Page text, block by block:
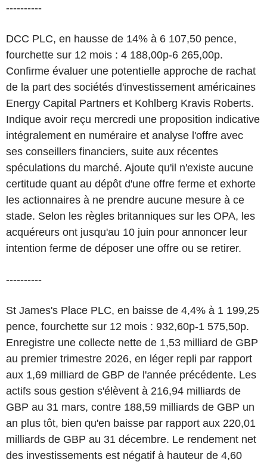
----------
DCC PLC, en hausse de 14% à 6 107,50 pence,
fourchette sur 12 mois : 4 188,00p-6 265,00p.
Confirme évaluer une potentielle approche de rachat
de la part des sociétés d'investissement américaines
Energy Capital Partners et Kohlberg Kravis Roberts.
Indique avoir reçu mercredi une proposition indicative
intégralement en numéraire et analyse l'offre avec
ses conseillers financiers, suite aux récentes
spéculations du marché. Ajoute qu'il n'existe aucune
certitude quant au dépôt d'une offre ferme et exhorte
les actionnaires à ne prendre aucune mesure à ce
stade. Selon les règles britanniques sur les OPA, les
acquéreurs ont jusqu'au 10 juin pour annoncer leur
intention ferme de déposer une offre ou se retirer.
----------
St James's Place PLC, en baisse de 4,4% à 1 199,25
pence, fourchette sur 12 mois : 932,60p-1 575,50p.
Enregistre une collecte nette de 1,53 milliard de GBP
au premier trimestre 2026, en léger repli par rapport
aux 1,69 milliard de GBP de l'année précédente. Les
actifs sous gestion s'élèvent à 216,94 milliards de
GBP au 31 mars, contre 188,59 milliards de GBP un
an plus tôt, bien qu'en baisse par rapport aux 220,01
milliards de GBP au 31 décembre. Le rendement net
des investissements est négatif à hauteur de 4,60